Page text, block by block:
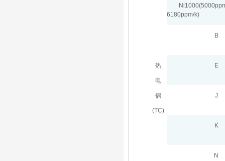
6180ppm/k)
热
电
偶
(TC)
B
E
J
K
N